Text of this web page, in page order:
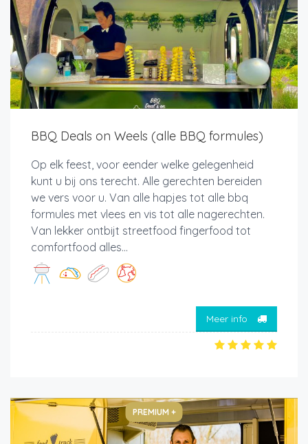
BBQ Deals on Weels (alle BBQ formules)
Op elk feest, voor eender welke gelegenheid
kunt u bij ons terecht. Alle gerechten bereiden
we vers voor u. Van alle hapjes tot alle bbq
formules met vlees en vis tot alle nagerechten.
Van lekker ontbijt streetfood fingerfood tot
comfortfood alles...
Meer info
PREMIUM +